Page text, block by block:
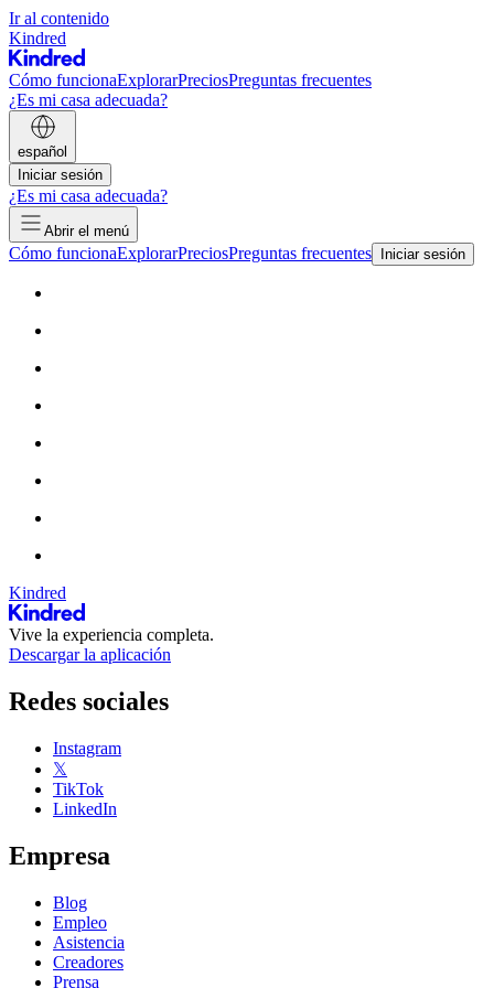
Ir al contenido
Kindred
Cómo funcionaExplorarPreciosPreguntas frecuentes
¿Es mi casa adecuada?
español
Iniciar sesión
¿Es mi casa adecuada?
Abrir el menú
Cómo funcionaExplorarPreciosPreguntas frecuentes Iniciar sesión
Kindred
Vive la experiencia completa.
Descargar la aplicación
Redes sociales
Instagram
𝕏
TikTok
LinkedIn
Empresa
Blog
Empleo
Asistencia
Creadores
Prensa